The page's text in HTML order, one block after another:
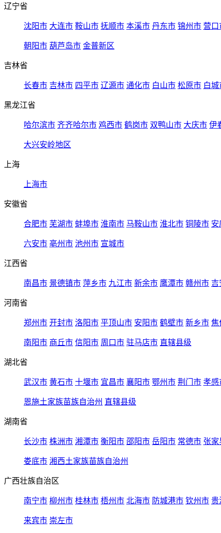
辽宁省
沈阳市 大连市 鞍山市 抚顺市 本溪市 丹东市 锦州市 营口
朝阳市 葫芦岛市 金普新区
吉林省
长春市 吉林市 四平市 辽源市 通化市 白山市 松原市 白城
黑龙江省
哈尔滨市 齐齐哈尔市 鸡西市 鹤岗市 双鸭山市 大庆市 伊
大兴安岭地区
上海
上海市
安徽省
合肥市 芜湖市 蚌埠市 淮南市 马鞍山市 淮北市 铜陵市 安
六安市 亳州市 池州市 宣城市
江西省
南昌市 景德镇市 萍乡市 九江市 新余市 鹰潭市 赣州市 吉
河南省
郑州市 开封市 洛阳市 平顶山市 安阳市 鹤壁市 新乡市 焦
南阳市 商丘市 信阳市 周口市 驻马店市 直辖县级
湖北省
武汉市 黄石市 十堰市 宜昌市 襄阳市 鄂州市 荆门市 孝感
恩施土家族苗族自治州 直辖县级
湖南省
长沙市 株洲市 湘潭市 衡阳市 邵阳市 岳阳市 常德市 张家
娄底市 湘西土家族苗族自治州
广西壮族自治区
南宁市 柳州市 桂林市 梧州市 北海市 防城港市 钦州市 贵
来宾市 崇左市